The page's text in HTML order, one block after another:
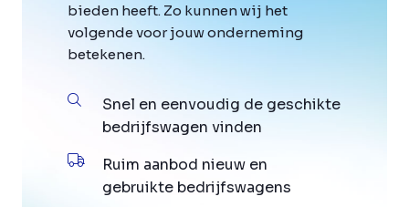
bieden heeft. Zo kunnen wij het
volgende voor jouw onderneming
betekenen.
Snel en eenvoudig de geschikte
bedrijfswagen vinden
Ruim aanbod nieuw en
gebruikte bedrijfswagens